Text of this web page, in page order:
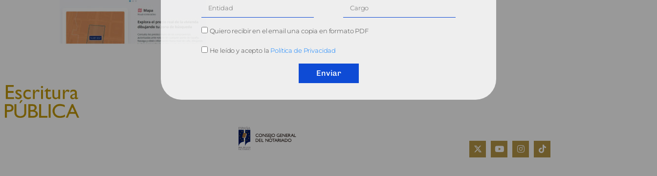
QUIÉNES SOMOS
Quiero recibir en el email una copia en formato PDF
He leído y acepto la Política de Privacidad
Enviar